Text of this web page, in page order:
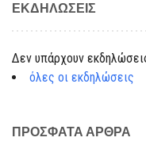
ΕΚΔΗΛΏΣΕΙΣ
Δεν υπάρχουν
όλες οι εκδηλώσεις
ΠΡΌΣΦΑΤΑ ΆΡΘΡΑ